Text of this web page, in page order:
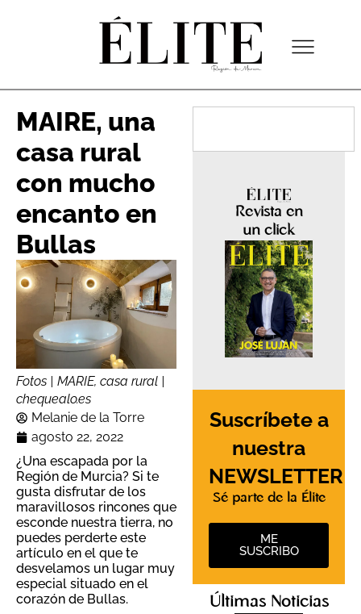
MAIRE, una
casa rural
con mucho
encanto en
Bullas
Fotos | MARIE, casa rural |
chequealo.es
Melanie de la Torre
agosto 22, 2022
¿Una escapada por la
Región de Murcia? Si te
gusta disfrutar de los
maravillosos rincones que
esconde nuestra tierra, no
puedes perderte este
artículo en el que te
desvelamos un lugar muy
especial situado en el
corazón de Bullas.
Revista en
un click
Suscríbete a
nuestra
NEWSLETTER
Sé parte de la Élite
ME
SUSCRIBO
Últimas Noticias